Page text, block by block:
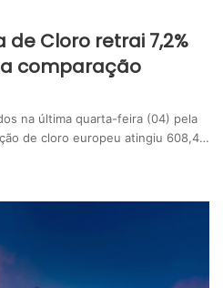
Cloro retrai 7,2%
comparação
na última quarta-feira (04) pela
de cloro europeu atingiu 608,4…